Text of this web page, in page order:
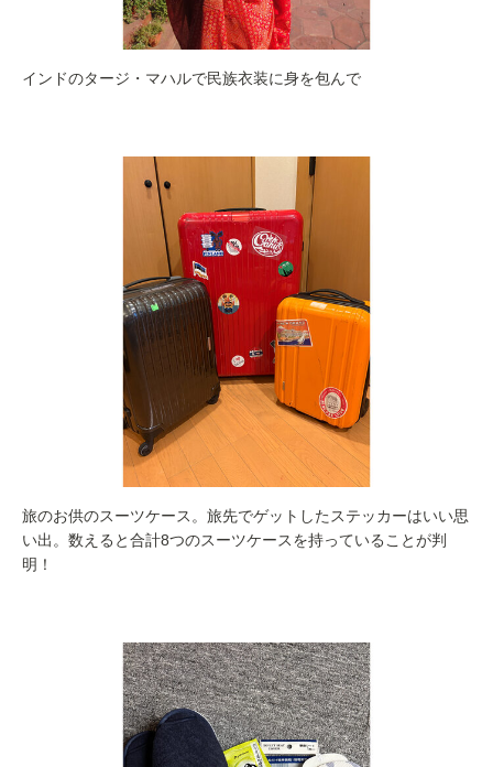
インドのタージ・マハルで民族衣装に身を包んで
旅のお供のスーツケース。旅先でゲットしたステッカーはいい思
い出。数えると合計8つのスーツケースを持っていることが判
明！